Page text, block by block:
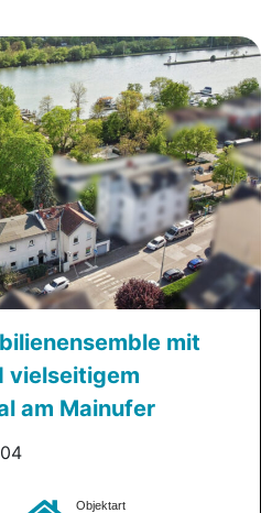
mit
vielseitigem
am Mainufer
Objektart